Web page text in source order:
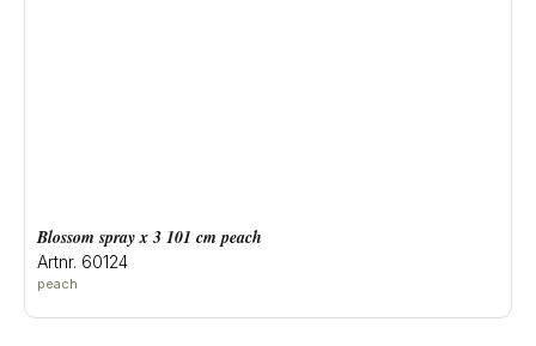
blossom spray x 3 101 cm peach
Artnr. 60124
peach